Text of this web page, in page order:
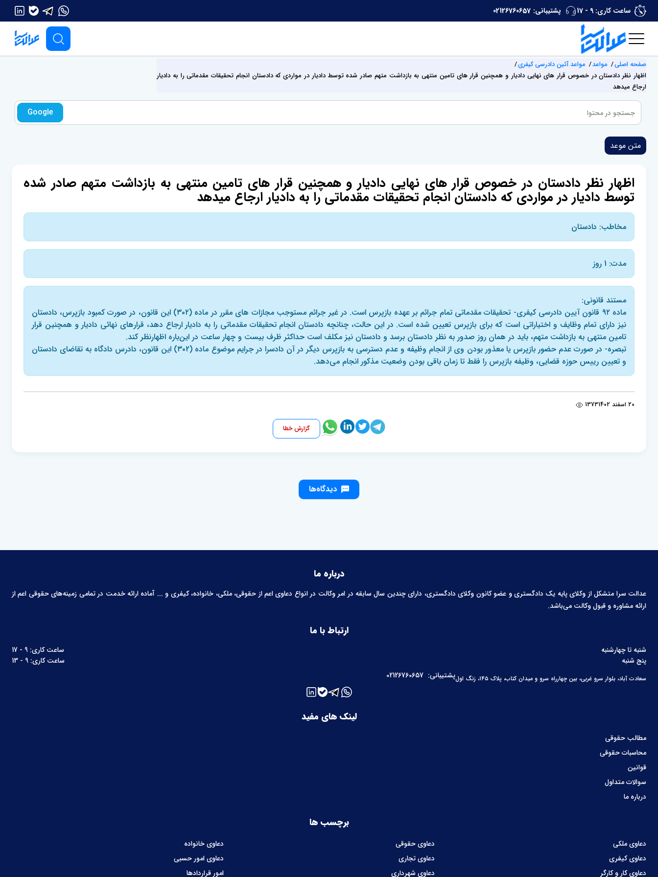
ساعت کاری: 9 - 17 پشتیبانی: 02126760657
صفحه اصلی مواعد
مواعد آئین دادرسی کیفری
اظهار نظر دادستان در خصوص قرار های نهایی دادیار و همچنین قرار های تامین منتهی به بازداشت متهم صادر شده توسط دادیار در مواردی که دادستان انجام تحقیقات مقدماتی را به دادیار
ارجاع میدهد
Google
متن موعد
اظهار نظر دادستان در خصوص قرار های نهایی دادیار و همچنین قرار های تامین منتهی به بازداشت متهم صادر شده
توسط دادیار در مواردی که دادستان انجام تحقیقات مقدماتی را به دادیار ارجاع میدهد
مخاطب: دادستان
مدت: 1 روز
مستند قانونی:
ماده ۹۲ قانون آیین دادرسی کیفری- تحقیقات مقدماتی تمام جرائم بر عهده بازپرس است. در غیر جرائم مستوجب مجازات های مقرر در ماده (۳۰۲) این قانون، در صورت کمبود بازپرس، دادستان
نیز دارای تمام وظایف و اختیاراتی است که برای بازپرس تعیین شده است. در این حالت، چنانچه دادستان انجام تحقیقات مقدماتی را به دادیار ارجاع دهد، قرارهای نهائی دادیار و همچنین قرار
تامین منتهی به بازداشت متهم، باید در همان روز صدور به نظر دادستان برسد و دادستان نیز مکلف است حداکثر ظرف بیست و چهار ساعت در این‌باره اظهارنظر کند.
تبصره- در صورت عدم حضور بازپرس یا معذور بودن وی از انجام وظیفه و عدم دسترسی به بازپرس دیگر در آن دادسرا در جرایم موضوع ماده (۳۰۲) این قانون، دادرس دادگاه به تقاضای دادستان
و تعیین رییس حوزه قضایی، وظیفه بازپرس را فقط تا زمان باقی بودن وضعیت مذکور انجام می‌دهد.
20 اسفند 1402 1373
گزارش خطا
دیدگاه‌ها
درباره ما
عدالت سرا متشکل از وکلای پایه یک دادگستری و عضو کانون وکلای دادگستری، دارای چندین سال سابقه در امر وکالت در انواع دعاوی اعم از حقوقی، ملکی، خانواده، کیفری و ... آماده ارائه خدمت در تمامی زمینه‌های حقوقی اعم از
ارائه مشاوره و قبول وکالت می‌باشد.
لینک های مفید
مطالب حقوقی
محاسبات حقوقی
قوانین
سوالات متداول
درباره ما
برچسب ها
دعاوی ملکی دعاوی حقوقی
دعاوی خانواده
دعاوی کیفری
دعاوی تجاری
دعاوی امور حسبی
دعاوی کار و کارگر
دعاوی شهرداری امور قراردادها
ارتباط با ما
شنبه تا چهارشنبه
ساعت کاری: 9 - 17
پنج شنبه
ساعت کاری: 9 - 13
سعادت آباد، بلوار سرو غربی، بین چهارراه سرو و میدان کتاب، پلاک ۱۴۵، زنگ اول پشتیبانی: 02126760657